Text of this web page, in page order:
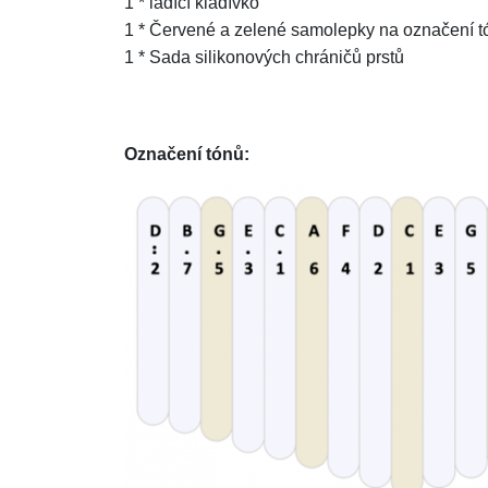
1 * Červené a zelené samolepky na označení
1 * Sada silikonových chráničů prstů
Označení tónů: